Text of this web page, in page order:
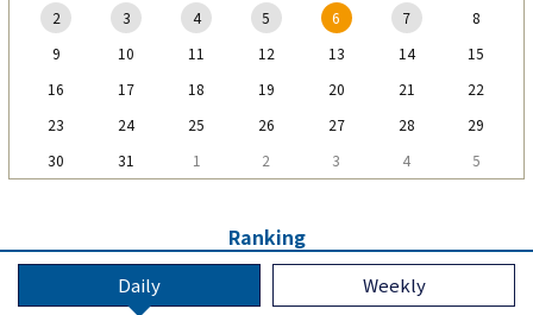
2
3 4 5 6 7
8
9
10 11 12 13 14
15
16
17 18 19 20 21
22
23
24 25 26 27 28
29
30
31 1 2 3 4 5
Ranking
Daily Weekly